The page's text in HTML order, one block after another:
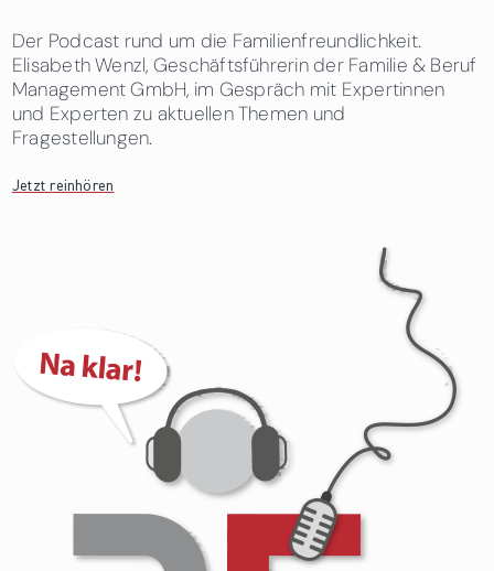
Der Podcast rund um die Familienfreundlichkeit.
Elisabeth Wenzl, Geschäftsführerin der Familie & Beruf
Management GmbH, im Gespräch mit Expertinnen
und Experten zu aktuellen Themen und
Fragestellungen.
Jetzt reinhören